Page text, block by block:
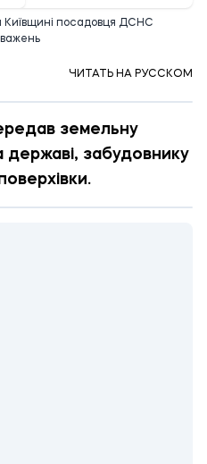
Київщині посадовця ДСНС
ЧИТАТЬ НА РУССКОМ
земельну
державі, забудовнику